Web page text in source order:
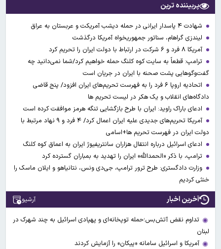
پربیننده ترین
شهادت ۴ پاسدار ایرانی در حمله دیشب آمریکت و عربستان به عراق
لیندزی گراهام، سناتور جمهوریخواه آمریکا درگذشت
آمریکا ۸ فرد و ۶ شرکت در ارتباط با دولت ایران را تحریم کرد
ترامپ: قطعاً به سایت کوه کلنگ حمله خواهیم کرد/شما نمی‌دانید چه
گفت‌وگوهایی پشت صحنه با ایران در جریان است
اتحادیه اروپا ۶ فرد را به فهرست تحریم‌های ایران افزود/ پنج قاضی
دادگاه‌های انقلاب و یک هکر در لیست تحریم ها
ادعای باراک راوید: ایران با طرح بازگشایی تنگه هرمز موافقت کرده است
آمریکا تحریم‌های جدیدی علیه ایران اعمال کرد/ ۴ فرد و ۹ نهاد مرتبط با
دولت ایران در فهرست تحریم ها+اسامی
ادعای اسرائیل درباره انتقال هزاران سانتریفیوژ ایران به اعماق کوه کلنگ
ترامپ، با ذکر «الحمدالله» ایران را تهدید به بمباران گسترده کرد
وزارت دادگستری: طرح ترور ترامپ، جی‌دی ونس، نتانیاهو و ایلان ماسک را
خنثی کردیم
آخرین اخبار آرشیو
تداوم نقض آتش‌بس؛حمله توپخانه‌ای و پهپادی اسرائیل به چند شهرک در
لبنان
آمریکا و اسرائیل سامانه «پیکان» را آزمایش کردند